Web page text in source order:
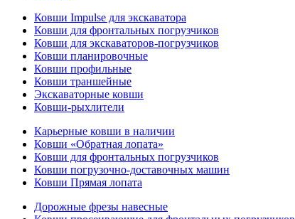
Ковши Impulse для экскаватора
Ковши для фронтальных погрузчиков
Ковши для экскаваторов-погрузчиков
Ковши планировочные
Ковши профильные
Ковши траншейные
Экскаваторные ковши
Ковши-рыхлители
Карьерные ковши в наличии
Ковши «Обратная лопата»
Ковши для фронтальных погрузчиков
Ковши погрузочно-доставочных машин
Ковши Прямая лопата
Дорожные фрезы навесные